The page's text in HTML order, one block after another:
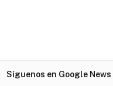
Síguenos en Google News